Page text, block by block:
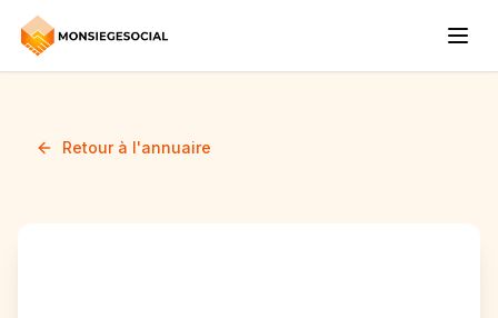
Retour à l'annuaire